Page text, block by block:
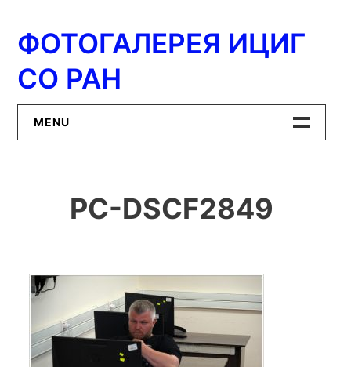
содержимому
ФОТОГАЛЕРЕЯ ИЦИГ
СО РАН
MENU
ИЦиГ СО РАН
PC-DSCF2849